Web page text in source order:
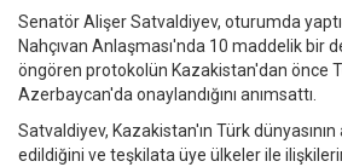
Senatör Alişer Satvaldiyev, oturumda
Nahçıvan Anlaşması'nda 10 maddelik bir
öngören protokolün Kazakistan'dan önce
Azerbaycan'da onaylandığını anımsattı.
Satvaldiyev, Kazakistan'ın Türk
edildiğini ve teşkilata üye ülkeler ile